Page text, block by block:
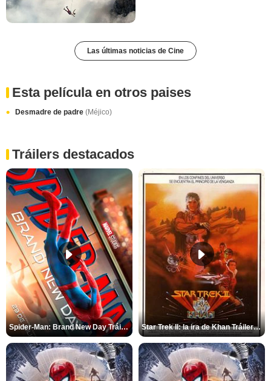
Las últimas noticias de Cine
Esta película en otros paises
Desmadre de padre (Méjico)
Tráilers destacados
Spider-Man: Brand New Day Tráiler (3) Star Trek II: la ira de Khan Tráiler VO